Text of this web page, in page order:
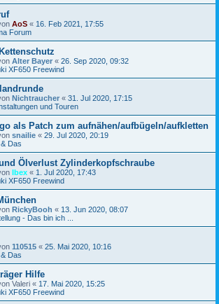
AoS « 16. Feb 2021, 17:55
Forum
Alter Bayer « 26. Sep 2020, 09:32
XF650 Freewind
Nichtraucher « 31. Jul 2020, 17:15
und Touren
als Patch zum aufnähen/aufbügeln/aufkletten
snailie « 29. Jul 2020, 20:19
Das
Ölverlust Zylinderkopfschraube
Ibex « 1. Jul 2020, 17:43
XF650 Freewind
RickyBooh « 13. Jun 2020, 08:07
- Das bin ich ...
110515 « 25. Mai 2020, 10:16
Das
Hilfe
Valeri « 17. Mai 2020, 15:25
XF650 Freewind